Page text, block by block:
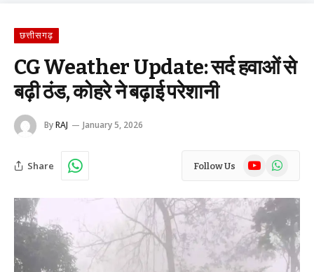
छत्तीसगढ़
CG Weather Update: सर्द हवाओं से
बढ़ी ठंड, कोहरे ने बढ़ाई परेशानी
ByRAJ January 5, 2026
Share Follow Us YouTubeWhatsApp